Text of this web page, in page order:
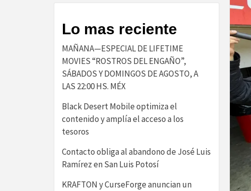
Lo mas reciente
MAÑANA—ESPECIAL DE LIFETIME
MOVIES “ROSTROS DEL ENGAÑO”,
SÁBADOS Y DOMINGOS DE AGOSTO, A
LAS 22:00 HS. MÉX
Black Desert Mobile optimiza el
contenido y amplía el acceso a los
tesoros
Contacto obliga al abandono de José Luis
Ramírez en San Luis Potosí
KRAFTON y CurseForge anuncian un